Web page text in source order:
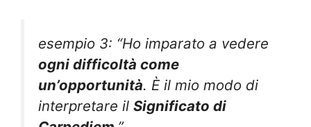
esempio 3: “Ho imparato a vedere
ogni difficoltà come
un’opportunità. È il mio modo di
interpretare il Significato di